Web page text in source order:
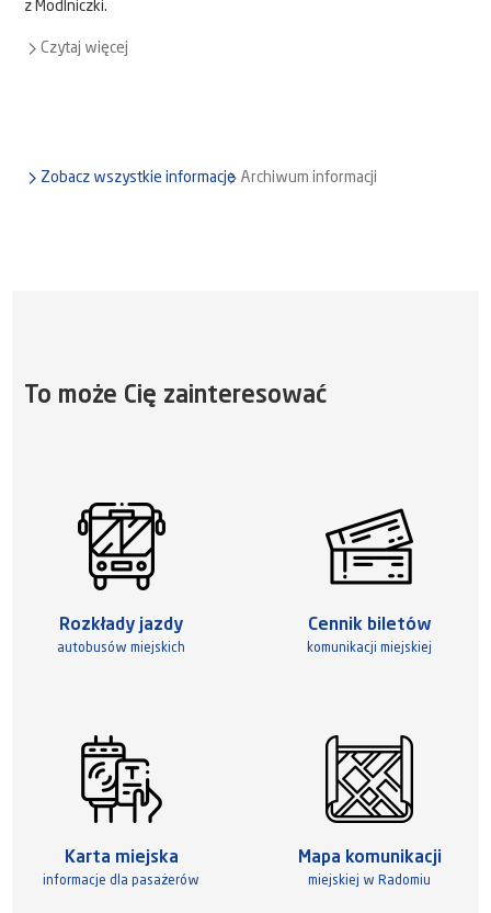
z Modlniczki.
Czytaj więcej
Zobacz wszystkie informacje Archiwum informacji
To może Cię zainteresować
Rozkłady jazdy
autobusów miejskich
Cennik biletów
komunikacji miejskiej
Karta miejska
informacje dla pasażerów
Mapa komunikacji
miejskiej w Radomiu